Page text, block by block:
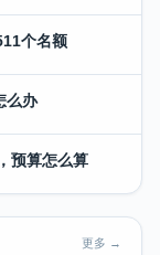
个名额
么办
预算怎么算
更多 →